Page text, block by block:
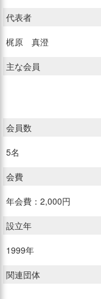
代表者
梶原 真澄
主な会員
会員数
5名
会費
年会費：2,000円
設立年
1999年
関連団体